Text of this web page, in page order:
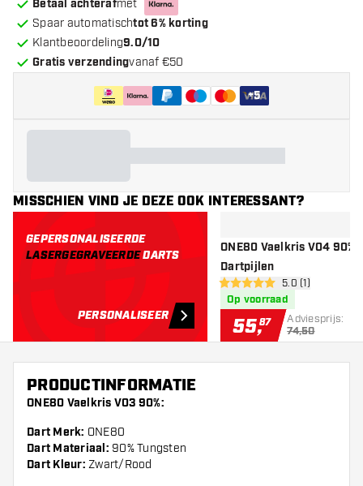
Betaal achterafmet
Spaar automatischtot 6% korting
Klantbeoordeling9.0/10
Gratis verzendingvanaf €50
+5
MISSCHIEN VIND JE DEZE OOK INTERESSANT?
GEPERSONALISEERDE
LASERGEGRAVEERDEDARTS
PERSONALISEER
ONE80 Vaelkris V04 90% -
Dartpijlen
open reviews
5 score sterren5.0 (1)
Op voorraad
55,87 Adviesprijs:
74,50
PRODUCTINFORMATIE
ONE80 Vaelkris V03 90%:
Dart Merk: ONE80
Dart Materiaal: 90% Tungsten
Dart Kleur: Zwart/Rood